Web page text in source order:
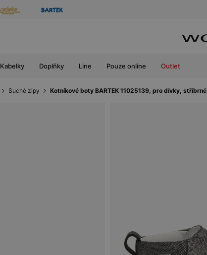
Kabelky Doplňky Line Pouze online Outlet
Suché zipy Kotníkové boty BARTEK 11025139, pro dívky, stříbrné